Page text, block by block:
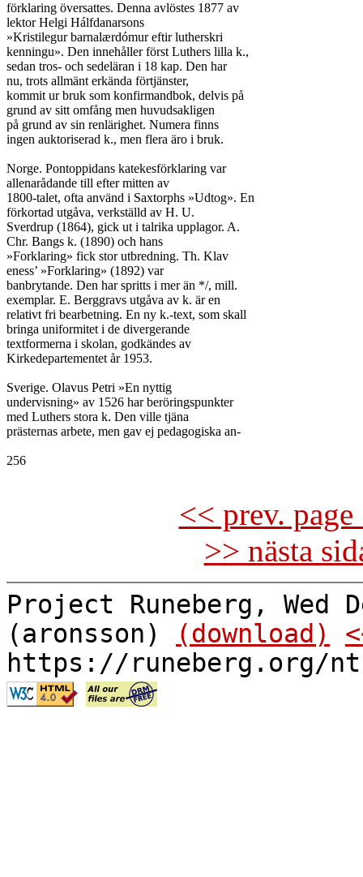
förklaring översattes. Denna avlöstes 1877 av
lektor Helgi Hálfdanarsons
»Kristilegur barnalærdómur eftir lutherskri
kenningu». Den innehåller först Luthers lilla k.,
sedan tros- och sedeläran i 18 kap. Den har
nu, trots allmänt erkända förtjänster,
kommit ur bruk som konfirmandbok, delvis på
grund av sitt omfång men huvudsakligen
på grund av sin renlärighet. Numera finns
ingen auktoriserad k., men flera äro i bruk.
Norge. Pontoppidans katekesförklaring var
allenarådande till efter mitten av
1800-talet, ofta använd i Saxtorphs »Udtog». En
förkortad utgåva, verkställd av H. U.
Sverdrup (1864), gick ut i talrika upplagor. A.
Chr. Bangs k. (1890) och hans
»Forklaring» fick stor utbredning. Th. Klav
eness’ »Forklaring» (1892) var
banbrytande. Den har spritts i mer än */, mill.
exemplar. E. Berggravs utgåva av k. är en
relativt fri bearbetning. En ny k.-text, som skall
bringa uniformitet i de divergerande
textformerna i skolan, godkändes av
Kirkedepartementet år 1953.
Sverige. Olavus Petri »En nyttig
undervisning» av 1526 har beröringspunkter
med Luthers stora k. Den ville tjäna
prästernas arbete, men gav ej pedagogiska an-
256
<< prev.
>> nästa
Project Runeberg, Wed
(aronsson)
(download)
https://runeberg.org/